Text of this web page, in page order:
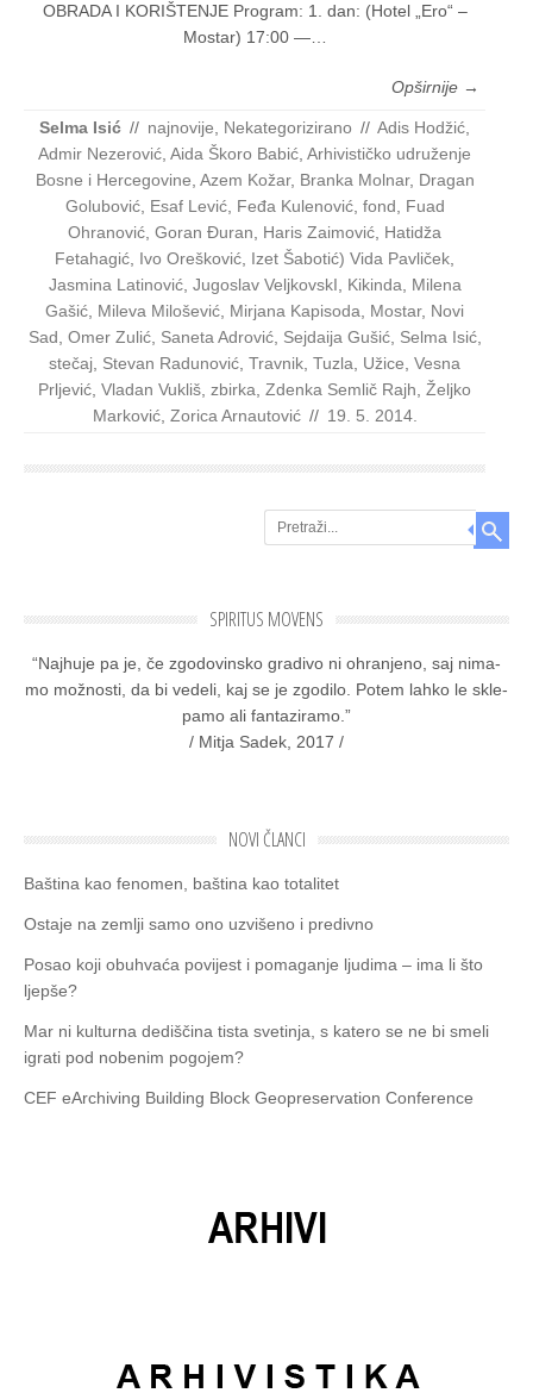
OBRADA I KORIŠTENJE Pro­gram: 1. dan: (Hotel „Ero“ –
Mos­tar) 17:00 —…
Opširnije →
Selma Isić // najnovije Nekategorizirano // Adis Hodžić
Admir Nezerović Aida Škoro Babić Arhivističko udruženje
Bosne i Hercegovine Azem Kožar, Branka Molnar, Dragan
Golubović, Esaf Lević, Feđa Kulenović, fond
Fuad
Ohranović Goran Đuran Haris Zaimović Hatidža
Fetahagić Ivo Orešković Izet Šabotić) Vida Pavliček
Jasmina Latinović, Jugoslav VeljkovskI Kikinda
Milena
Gašić Mileva Milošević Mirjana Kapisoda Mostar, Novi
Sad Omer Zulić, Saneta Adrović, Sejdaija Gušić, Selma Isić,
stečaj Stevan Radunović Travnik Tuzla Užice Vesna
Prljević Vladan Vukliš zbirka Zdenka Semlič Rajh Željko
Marković, Zorica Arnautović // 19. 5. 2014.
Search
SPIRITUS MOVENS
“Naj­hu­je pa je, če zgo­do­vin­sko gra­di­vo ni ohra­nje­no, saj nima­
mo mož­nos­ti, da bi vede­li, kaj se je zgo­di­lo. Potem lah­ko le skle­
pa­mo ali fan­ta­zi­ra­mo.”
/ Mitja Sadek, 2017 /
NOVI ČLANCI
Baština kao fenomen, baština kao totalitet
Ostaje na zemlјi samo ono uzvišeno i predivno
Posao koji obuhvaća povijest i pomaganje ljudima – ima li što
ljepše?
Mar ni kulturna dediščina tista svetinja, s katero se ne bi smeli
igrati pod nobenim pogojem?
CEF eArchiving Building Block Geopreservation Conference